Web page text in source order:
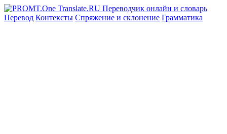
Перевод Контексты Спряжение и склонение Грамматика